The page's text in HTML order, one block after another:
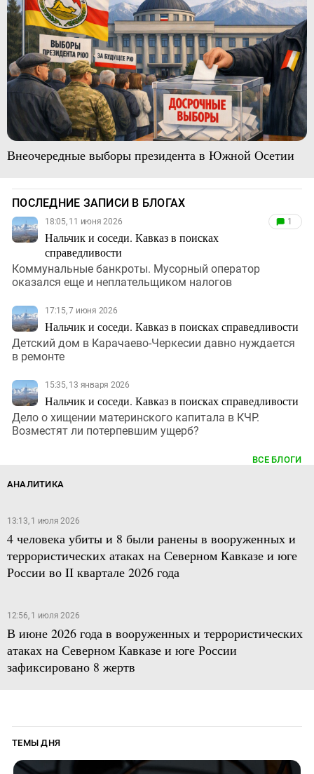
Внеочередные выборы президента в Южной Осетии
ПОСЛЕДНИЕ ЗАПИСИ В БЛОГАХ
18:05, 11 июня 2026
Нальчик и соседи. Кавказ в поисках
справедливости
1
Коммунальные банкроты. Мусорный оператор
оказался еще и неплательщиком налогов
17:15, 7 июня 2026
Нальчик и соседи. Кавказ в поисках справедливости
Детский дом в Карачаево-Черкесии давно нуждается
в ремонте
15:35, 13 января 2026
Нальчик и соседи. Кавказ в поисках справедливости
Дело о хищении материнского капитала в КЧР.
Возместят ли потерпевшим ущерб?
ВСЕ БЛОГИ
АНАЛИТИКА
13:13, 1 июля 2026
4 человека убиты и 8 были ранены в вооруженных и
террористических атаках на Северном Кавказе и юге
России во II квартале 2026 года
12:56, 1 июля 2026
В июне 2026 года в вооруженных и террористических
атаках на Северном Кавказе и юге России
зафиксировано 8 жертв
ТЕМЫ ДНЯ